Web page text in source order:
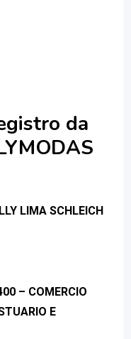
da
LIMA SCHLEICH
– COMERCIO
E